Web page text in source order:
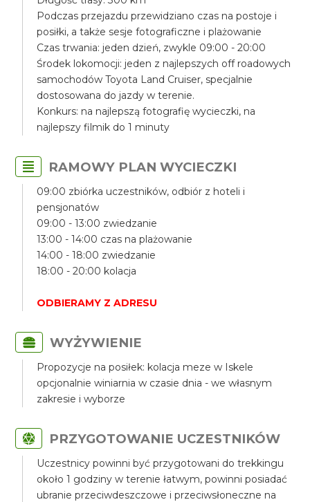
Podczas przejazdu przewidziano czas na postoje i
posiłki, a także sesje fotograficzne i plażowanie
Czas trwania: jeden dzień, zwykle 09:00 - 20:00
Środek lokomocji: jeden z najlepszych off roadowych
samochodów Toyota Land Cruiser, specjalnie
dostosowana do jazdy w terenie.
Konkurs: na najlepszą fotografię wycieczki, na
najlepszy filmik do 1 minuty
RAMOWY PLAN WYCIECZKI
09:00 zbiórka uczestników, odbiór z hoteli i
pensjonatów
09:00 - 13:00 zwiedzanie
13:00 - 14:00 czas na plażowanie
14:00 - 18:00 zwiedzanie
18:00 - 20:00 kolacja
ODBIERAMY Z ADRESU
WYŻYWIENIE
Propozycje na posiłek: kolacja meze w Iskele
opcjonalnie winiarnia w czasie dnia - we własnym
zakresie i wyborze
PRZYGOTOWANIE UCZESTNIKÓW
Uczestnicy powinni być przygotowani do trekkingu
około 1 godziny w terenie łatwym, powinni posiadać
ubranie przeciwdeszczowe i przeciwsłoneczne na